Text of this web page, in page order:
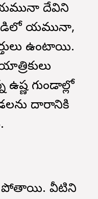
దేవిని
యమునా,
ఉంటాయి.
గుండాల్లో
దారానికి
పోతాయి. వీటిని